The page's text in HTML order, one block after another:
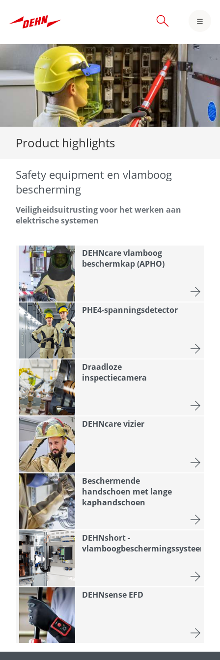
Skip
main
content
Product highlights
Safety equipment en vlamboog
bescherming
Veiligheidsuitrusting voor het werken aan
elektrische systemen
DEHNcare vlamboog
beschermkap (APHO)
PHE4-spanningsdetector
Draadloze
inspectiecamera
DEHNcare vizier
Beschermende
handschoen met lange
kaphandschoen
DEHNshort -
vlamboogbeschermingssysteem
DEHNsense EFD